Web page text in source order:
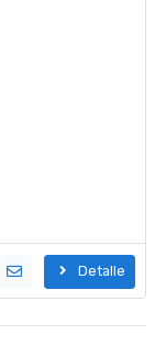
Detalle